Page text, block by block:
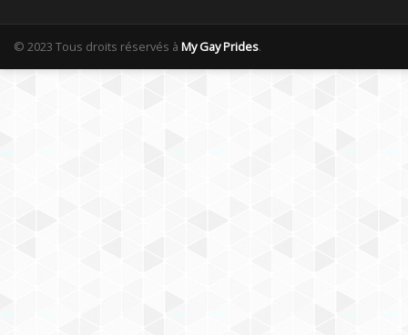
© 2023 Tous droits réservés à My Gay Prides.